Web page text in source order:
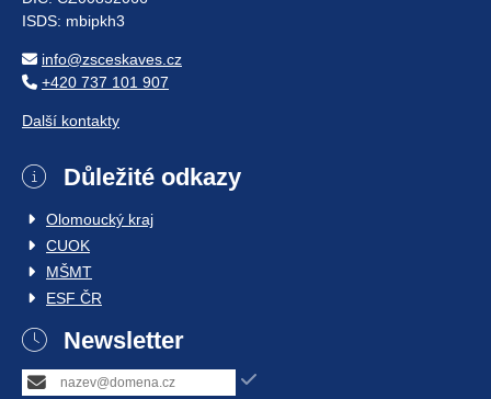
ISDS: mbipkh3
info@zsceskaves.cz
+420 737 101 907
Další kontakty
Důležité odkazy
Olomoucký kraj
CUOK
MŠMT
ESF ČR
Newsletter